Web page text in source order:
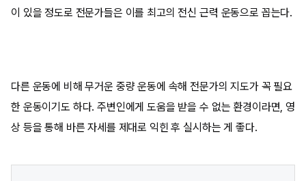
이 있을 정도로 전문가들은 이를 최고의 전신 근력 운동으로 꼽는다.
다른 운동에 비해 무거운 중량 운동에 속해 전문가의 지도가 꼭 필요
한 운동이기도 하다. 주변인에게 도움을 받을 수 없는 환경이라면, 영
상 등을 통해 바른 자세를 제대로 익힌 후 실시하는 게 좋다.